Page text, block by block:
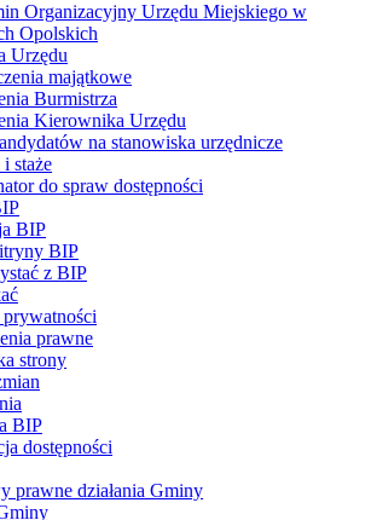
Organizacyjny Urzędu Miejskiego w
Opolskich
Urzędu
majątkowe
Burmistrza
Kierownika Urzędu
na stanowiska urzędnicze
staże
do spraw dostępności
BIP
BIP
z BIP
prawne
strony
BIP
dostępności
prawne działania Gminy